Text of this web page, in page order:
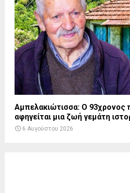
Αμπελακιώτισσα: Ο 93χρονος
αφηγείται μια ζωή γεμάτη
6 Αυγούστου 2026